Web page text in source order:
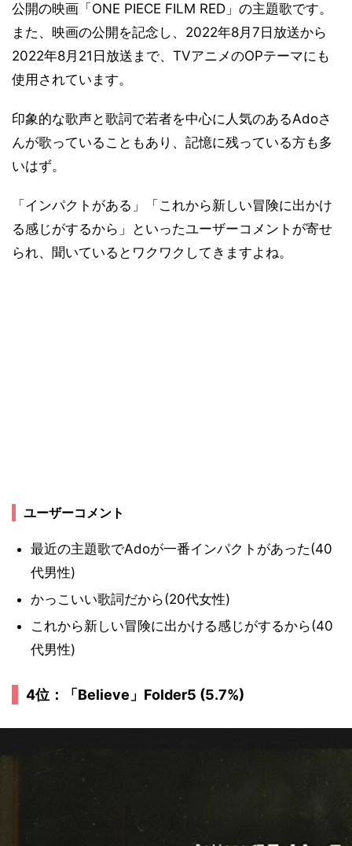
公開の映画「ONE PIECE FILM RED」の主題歌です。
また、映画の公開を記念し、2022年8月7日放送から
2022年8月21日放送まで、TVアニメのOPテーマにも
使用されています。
印象的な歌声と歌詞で若者を中心に人気のあるAdoさ
んが歌っていることもあり、記憶に残っている方も多
いはず。
「インパクトがある」「これから新しい冒険に出かけ
る感じがするから」といったユーザーコメントが寄せ
られ、聞いているとワクワクしてきますよね。
ユーザーコメント
最近の主題歌でAdoが一番インパクトがあった(40
代男性)
かっこいい歌詞だから(20代女性)
これから新しい冒険に出かける感じがするから(40
代男性)
4位：「Believe」Folder5 (5.7%)